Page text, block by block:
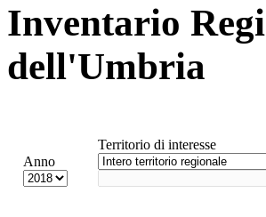
Inventario
dell'Umbria
Anno
Territorio di interesse